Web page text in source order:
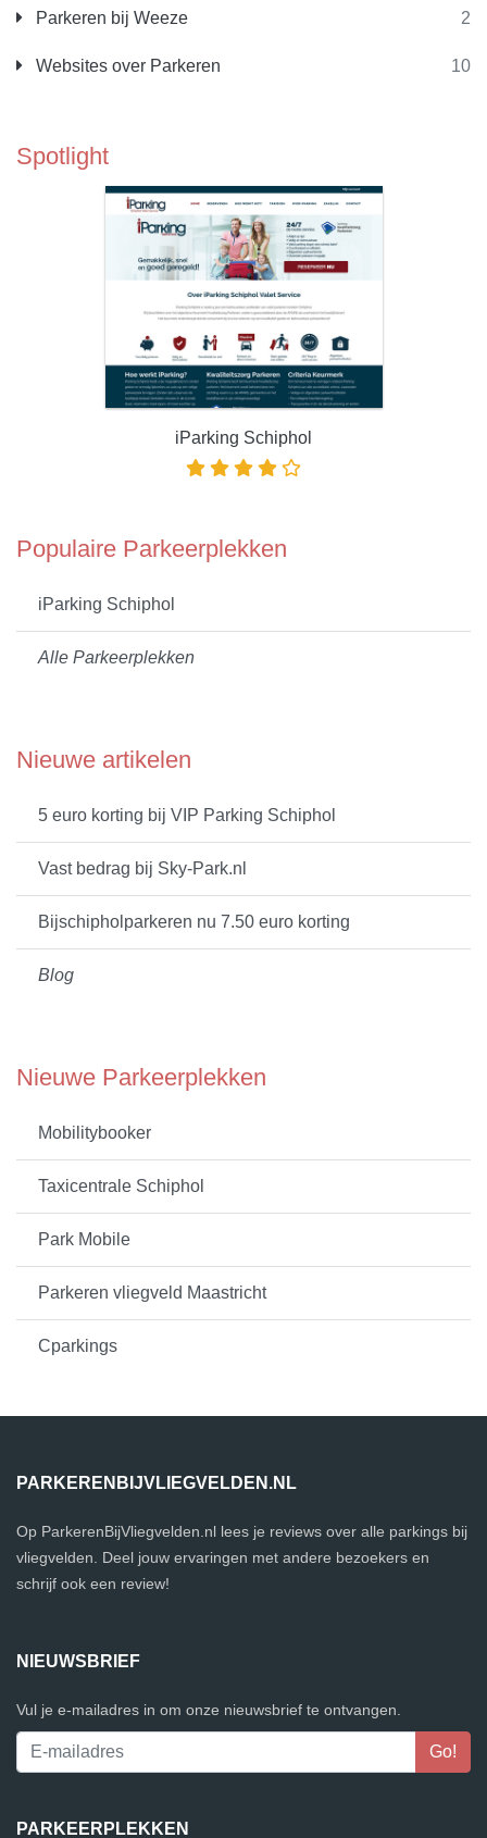
Parkeren bij Weeze 2
Websites over Parkeren 10
Spotlight
iParking Schiphol
Populaire Parkeerplekken
iParking Schiphol
Alle Parkeerplekken
Nieuwe artikelen
5 euro korting bij VIP Parking Schiphol
Vast bedrag bij Sky-Park.nl
Bijschipholparkeren nu 7.50 euro korting
Blog
Nieuwe Parkeerplekken
Mobilitybooker
Taxicentrale Schiphol
Park Mobile
Parkeren vliegveld Maastricht
Cparkings
PARKERENBIJVLIEGVELDEN.NL
Op ParkerenBijVliegvelden.nl lees je reviews over alle parkings bij
vliegvelden. Deel jouw ervaringen met andere bezoekers en
schrijf ook een review!
NIEUWSBRIEF
Vul je e-mailadres in om onze nieuwsbrief te ontvangen.
PARKEERPLEKKEN